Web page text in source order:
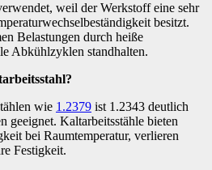
weil der Werkstoff eine sehr
besitzt.
Belastungen durch heiße
Abkühlzyklen standhalten.
wie 1.2379 ist 1.2343 deutlich
geeignet. Kaltarbeitsstähle bieten
bei Raumtemperatur, verlieren
Festigkeit.